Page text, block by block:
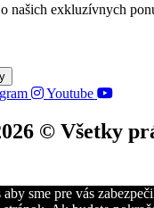
našich exkluzívnych
Youtube
© Všetky
sme pre vás